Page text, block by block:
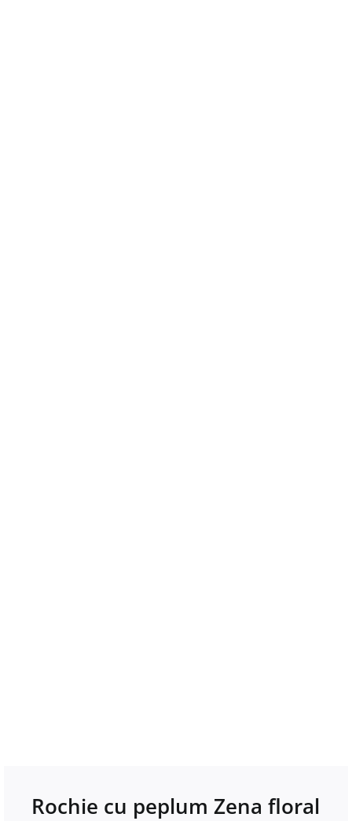
Rochie cu peplum Zena floral